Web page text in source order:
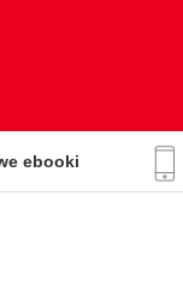
ebooki